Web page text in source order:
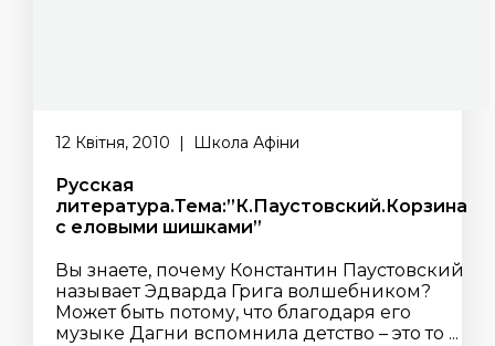
12 Квітня, 2010 | Школа Афіни
Русская
литература.Тема:”К.Паустовский.Корзина
с еловыми шишками”
Вы знаете, почему Константин Паустовский
называет Эдварда Грига волшебником?
Может быть потому, что благодаря его
музыке Дагни вспомнила детство – это то ...